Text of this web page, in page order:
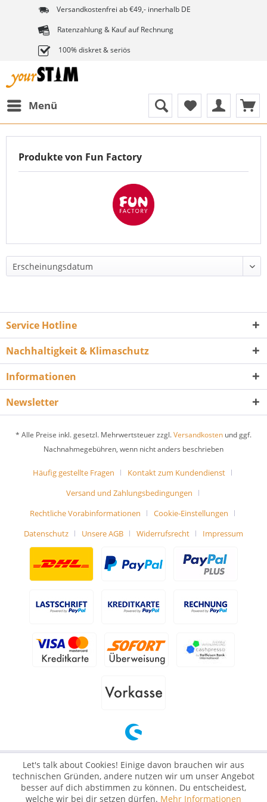
Versandkostenfrei ab €49,- innerhalb DE
Ratenzahlung & Kauf auf Rechnung
100% diskret & seriös
Menü
Produkte von Fun Factory
Service Hotline
Nachhaltigkeit & Klimaschutz
Informationen
Newsletter
* Alle Preise inkl. gesetzl. Mehrwertsteuer zzgl.Versandkosten und ggf.
Nachnahmegebühren, wenn nicht anders beschrieben
Häufig gestellte Fragen
Kontakt zum Kundendienst
Versand und Zahlungsbedingungen
Rechtliche Vorabinformationen
Cookie-Einstellungen
Datenschutz
Unsere AGB Widerrufsrecht Impressum
Let's talk about Cookies! Einige davon brauchen wir aus
technischen Gründen, andere nutzen wir um unser Angebot
besser auf dich abstimmen zu können. Du entscheidest,
welche wir bei dir setzen dürfen. Mehr Informationen